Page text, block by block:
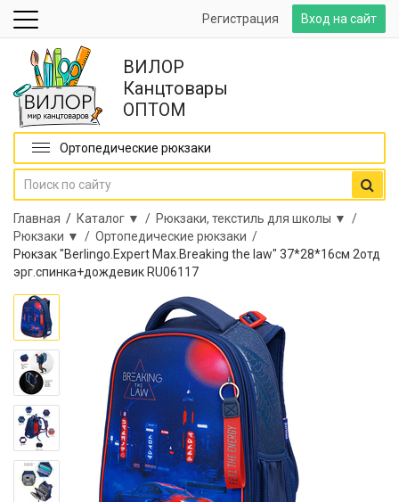
Вход на сайт
Регистрация
ВИЛОР
Канцтовары
ОПТОМ
Ортопедические рюкзаки
Главная / Каталог ▼ / Рюкзаки, текстиль для школы ▼ /
Рюкзаки ▼ / Ортопедические рюкзаки /
Рюкзак "Berlingo.Expert Max.Breaking the law" 37*28*16см 2отд
эрг.спинка+дождевик RU06117